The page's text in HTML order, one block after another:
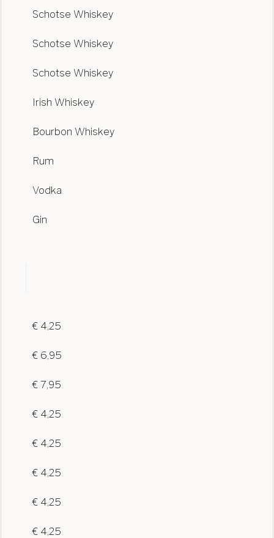
Schotse Whiskey
Schotse Whiskey
Schotse Whiskey
Irish Whiskey
Bourbon Whiskey
Rum
Vodka
Gin
€ 4,25
€ 6,95
€ 7,95
€ 4,25
€ 4,25
€ 4,25
€ 4,25
€ 4,25